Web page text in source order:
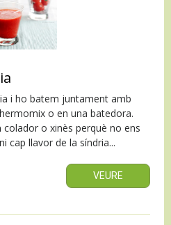
i ho batem juntament amb
o en una batedora.
o xinès perquè no ens
cap llavor de la síndria...
VEURE